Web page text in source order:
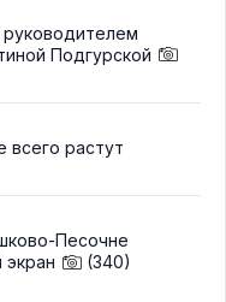
Подгурской
всего растут
Песочне
(340)